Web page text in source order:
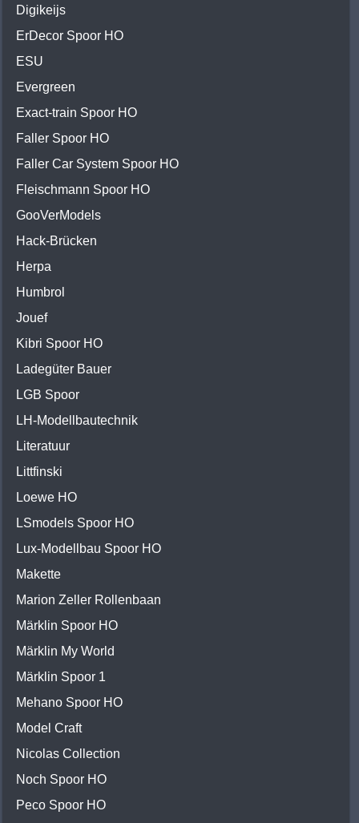
Digikeijs
ErDecor Spoor HO
ESU
Evergreen
Exact-train Spoor HO
Faller Spoor HO
Faller Car System Spoor HO
Fleischmann Spoor HO
GooVerModels
Hack-Brücken
Herpa
Humbrol
Jouef
Kibri Spoor HO
Ladegüter Bauer
LGB Spoor
LH-Modellbautechnik
Literatuur
Littfinski
Loewe HO
LSmodels Spoor HO
Lux-Modellbau Spoor HO
Makette
Marion Zeller Rollenbaan
Märklin Spoor HO
Märklin My World
Märklin Spoor 1
Mehano Spoor HO
Model Craft
Nicolas Collection
Noch Spoor HO
Peco Spoor HO